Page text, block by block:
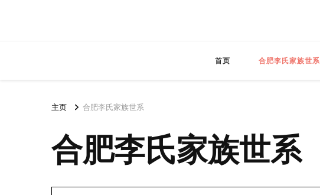
首页 合肥李氏家族世系
主页 合肥李氏家族世系
合肥李氏家族世系